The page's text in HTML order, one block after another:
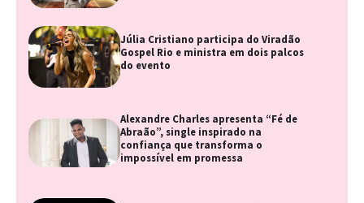
Júlia Cristiano participa do Viradão
Gospel Rio e ministra em dois palcos
do evento
Alexandre Charles apresenta “Fé de
Abraão”, single inspirado na
confiança que transforma o
impossível em promessa